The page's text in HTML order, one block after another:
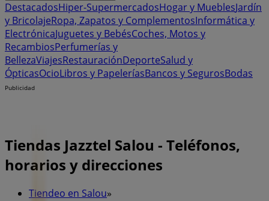
DestacadosHiper-SupermercadosHogar y MueblesJardín
y BricolajeRopa, Zapatos y ComplementosInformática y
ElectrónicaJuguetes y BebésCoches, Motos y
RecambiosPerfumerías y
BellezaViajesRestauraciónDeporteSalud y
ÓpticasOcioLibros y PapeleríasBancos y SegurosBodas
Publicidad
Tiendas Jazztel Salou - Teléfonos,
horarios y direcciones
Tiendeo en Salou»